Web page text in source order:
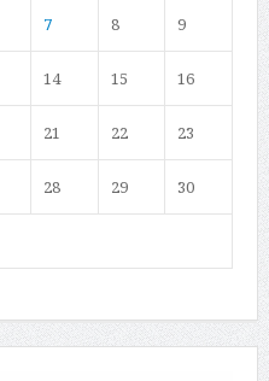
7 8 9
14 15 16
21 22 23
28 29 30